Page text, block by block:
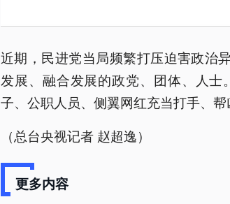
近期，民进党当局频繁打压迫害政治
发展、融合发展的政党、团体、人士
子、公职人员、侧翼网红充当打手、帮
（总台央视记者 赵超逸）
更多内容